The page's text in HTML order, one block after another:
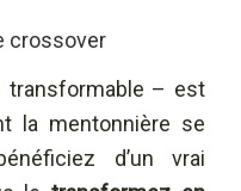
crossover
– est
la mentonnière se
d’un vrai